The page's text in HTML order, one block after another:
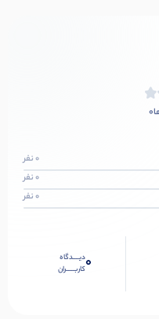
0
0 نفر
0 نفر
0 نفر
0دیــــدگاه
کاربـــــران